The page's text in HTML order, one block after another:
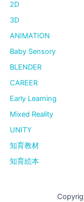
2D
3D
ANIMATION
Baby Sensory
BLENDER
CAREER
Early Learning
Mixed Reality
UNITY
知育教材
知育絵本